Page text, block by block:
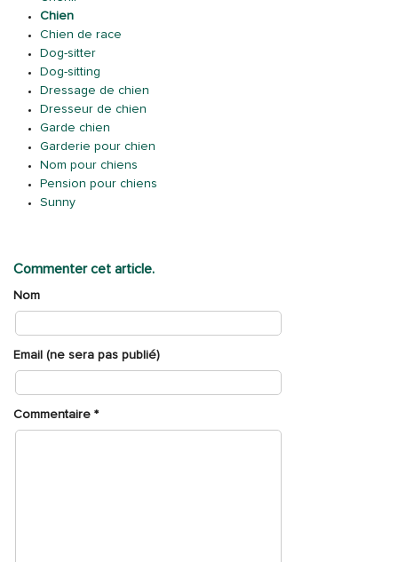
Chien
Chien de race
Dog-sitter
Dog-sitting
Dressage de chien
Dresseur de chien
Garde chien
Garderie pour chien
Nom pour chiens
Pension pour chiens
Sunny
Commenter cet article.
Nom
Email (ne sera pas publié)
Commentaire *